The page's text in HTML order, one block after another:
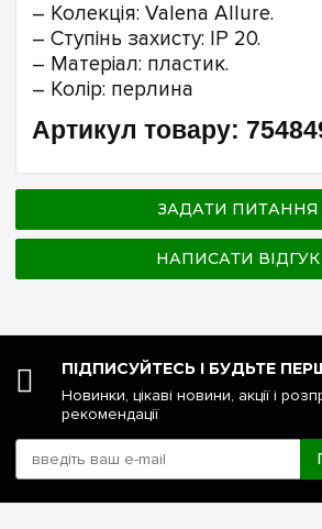
– Колекція: Valena Allure.
– Ступінь захисту: IP 20.
– Матеріал: пластик.
– Колір: перлина
Артикул товару:
ЗАДАТИ ПИТАННЯ
НАПИСАТИ ВІДГУК
ПІДПИСУЙТЕСЬ І БУДЬТЕ
Новинки, цікаві новини, акції і
рекомендації